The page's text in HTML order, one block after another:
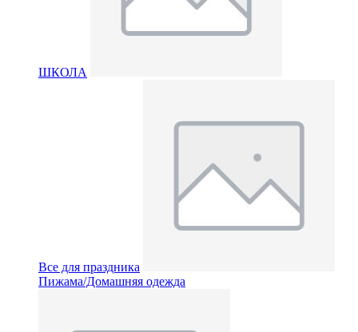
ШКОЛА
Все для праздника
Пижама/Домашняя одежда